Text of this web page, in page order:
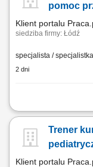
pomoc
Klient portalu
siedziba firmy: Łódź
specjalista /
2 dni
Prowadzenie kursu /
działania: cała Polska;
Trener
Klient portalu